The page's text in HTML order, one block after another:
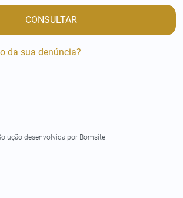
CONSULTAR
da sua denúncia?
desenvolvida por Bomsite